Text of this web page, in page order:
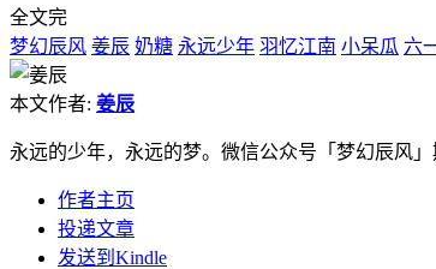
全文完
梦幻辰风 姜辰 奶糖 永远少年 羽忆江南 小呆瓜 六
本文作者: 姜辰
永远的少年，永远的梦。微信公众号「梦幻辰风」
作者主页
投递文章
发送到Kindle